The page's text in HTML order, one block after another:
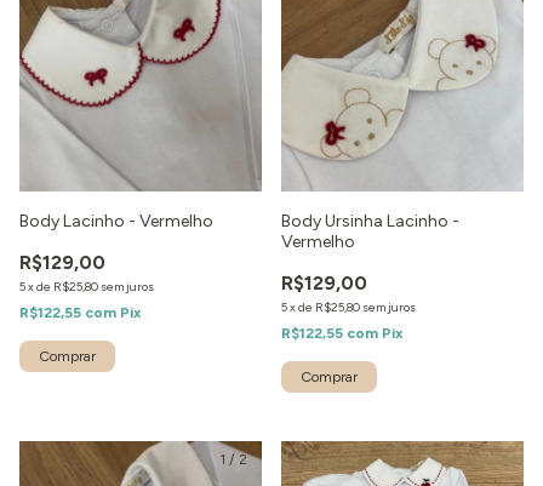
Body Lacinho - Vermelho
R$129,00
5xde R$25,80 sem juros
R$122,55 com Pix
Body Ursinha Lacinho -
Vermelho
R$129,00
5xde R$25,80 sem juros
R$122,55 com Pix
1 / 2